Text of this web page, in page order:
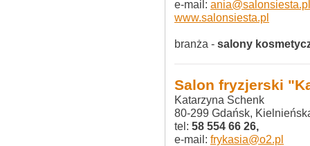
e-mail: ania@salonsiesta.pl
www.salonsiesta.pl
branża - salony
Salon fryzjerski
Katarzyna Schenk
80-299 Gdańsk,
tel: 58 554 66 26,
e-mail: frykasia@o2.pl